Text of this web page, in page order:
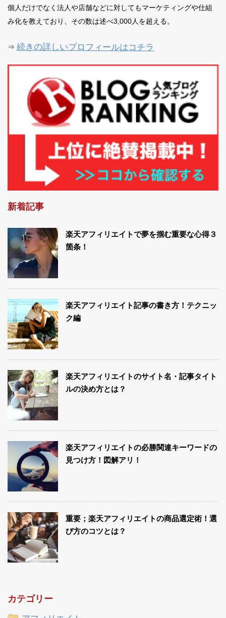
個人だけでなく法人や店舗などに対してもマーケティングや仕組
み化を教えており、その数は述べ3,000人を超える。
⇒ 続きの詳しいプロフィールはコチラ
新着記事
楽天アフィリエイトで夢を掴む重要な心得３
箇条！
楽天アフィリエイト記事の書き方！テクニッ
ク編
楽天アフィリエイトのサイト名・記事タイト
ルの決め方とは？
楽天アフィリエイトの必勝関連キーワードの
見つけ方！図解アリ！
重要；楽天アフィリエイトの商品選定術！選
び方のコツとは？
カテゴリー